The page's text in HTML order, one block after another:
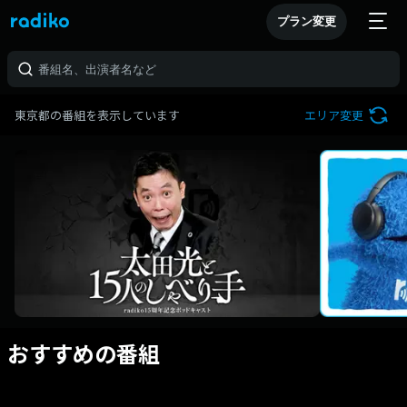
プラン変更
東京都の番組を表示しています エリア変更
おすすめの番組